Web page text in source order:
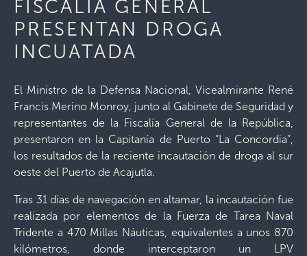
FISCALIA GENERAL
PRESENTAN DROGA
INCUATADA
El Ministro de la Defensa Nacional, Vicealmirante René
Francis Merino Monroy, junto al Gabinete de Seguridad y
representantes de la Fiscalía General de la República,
presentaron en la Capitanía de Puerto “La Concordia”,
los resultados de la reciente incautación de droga al sur
oeste del Puerto de Acajutla.
Tras 31 días de navegación en altamar, la incautación fue
realizada por elementos de la Fuerza de Tarea Naval
Tridente a 470 Millas Náuticas, equivalentes a unos 870
kilómetros, donde interceptaron un LPV